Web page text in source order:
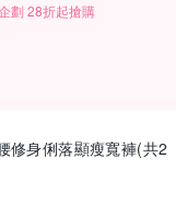
劃 28折起搶購
修身俐落顯瘦寬褲(共2